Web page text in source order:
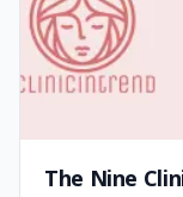
The Nine